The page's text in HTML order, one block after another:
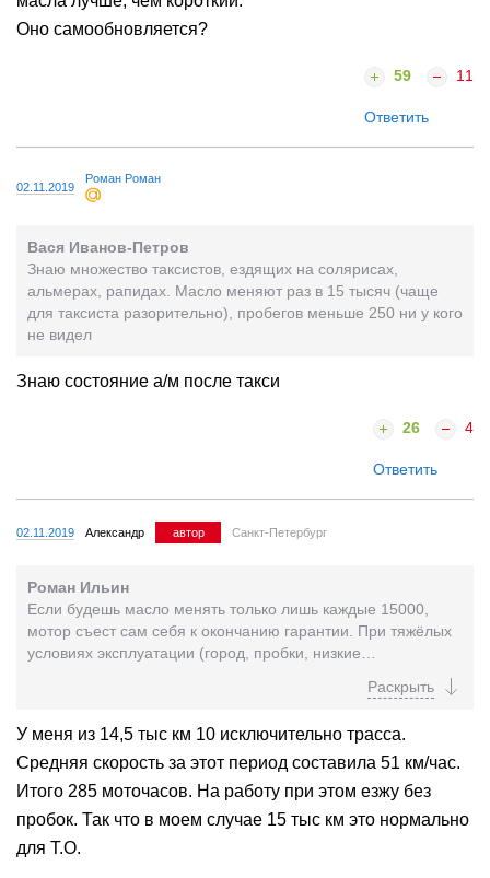
Оно самообновляется?
59 11
Ответить
02.11.2019
Роман Роман
Вася Иванов-Петров
Знаю множество таксистов, ездящих на солярисах,
альмерах, рапидах. Масло меняют раз в 15 тысяч (чаще
для таксиста разорительно), пробегов меньше 250 ни у кого
не видел
Знаю состояние а/м после такси
26 4
Ответить
02.11.2019 Александр автор Санкт-Петербург
Роман Ильин
Если будешь масло менять только лишь каждые 15000,
мотор съест сам себя к окончанию гарантии. При тяжёлых
условиях эксплуатации (город, пробки, низкие
У меня из 14,5 тыс км 10 исключительно трасса.
Средняя скорость за этот период составила 51 км/час.
Итого 285 моточасов. На работу при этом езжу без
пробок. Так что в моем случае 15 тыс км это нормально
для Т.О.